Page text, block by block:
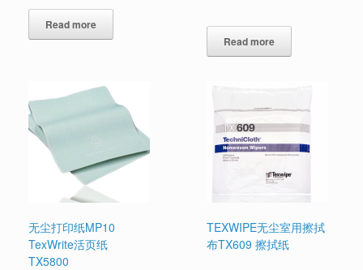
Read more
Read more
无尘打印纸MP10
TexWrite活页纸
TX5800
TEXWIPE无尘室用擦拭
布TX609 擦拭纸